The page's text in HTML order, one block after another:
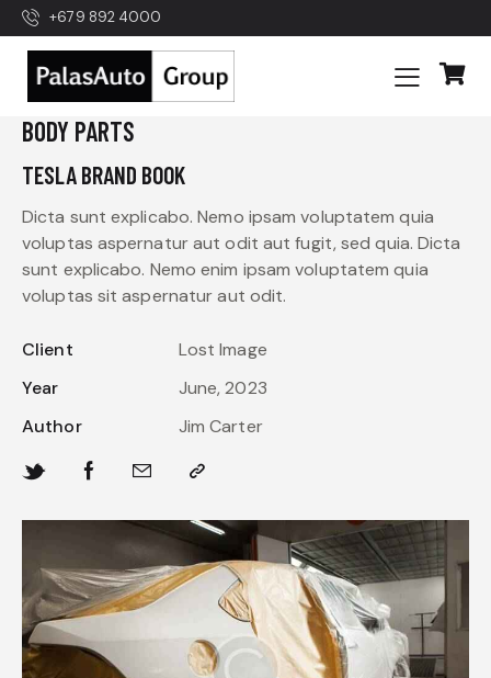
+679 892 4000
BODY PARTS
TESLA BRAND BOOK
Dicta sunt explicabo. Nemo ipsam voluptatem quia
voluptas aspernatur aut odit aut fugit, sed quia. Dicta
sunt explicabo. Nemo enim ipsam voluptatem quia
voluptas sit aspernatur aut odit.
Client
Lost Image
Year
June, 2023
Author
Jim Carter